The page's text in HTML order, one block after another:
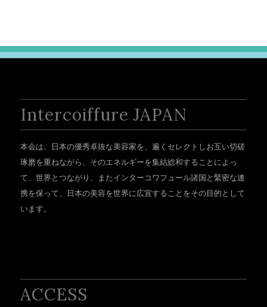
Intercoiffure JAPAN
本会は、日本の優秀卓抜な美容家を、遍くセレクトしお互い切磋
琢磨を重ねながら、そのエネルギーを集結総和することによっ
て、世界とつながり、またインターコワフュール諸国と緊密な連
携を保って、日本の美容を世界に広宣することをその目的として
います。
ACCESS